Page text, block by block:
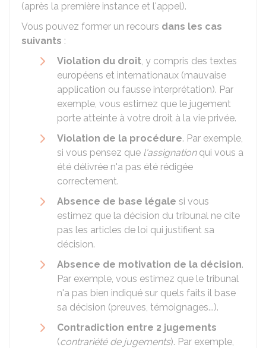
(après la première instance et l'appel).
Vous pouvez former un recours dans les cas
suivants :
Violation du droit, y compris des textes
européens et internationaux (mauvaise
application ou fausse interprétation). Par
exemple, vous estimez que le jugement
porte atteinte à votre droit à la vie privée.
Violation de la procédure. Par exemple,
si vous pensez que l'assignationqui vous a
été délivrée n'a pas été rédigée
correctement.
Absence de base légale si vous
estimez que la décision du tribunal ne cite
pas les articles de loi qui justifient sa
décision.
Absence de motivation de la décision.
Par exemple, vous estimez que le tribunal
n'a pas bien indiqué sur quels faits il base
sa décision (preuves, témoignages...).
Contradiction entre 2 jugements
(contrariété de jugements). Par exemple,